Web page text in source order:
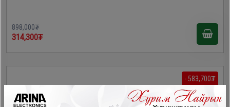
898,000₮
314,300₮
- 583,700₮